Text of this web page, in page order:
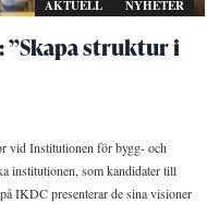
AKTUELL NYHETER
struktur i
vid Institutionen för bygg- och
institutionen, som kandidater till
IKDC presenterar de sina visioner